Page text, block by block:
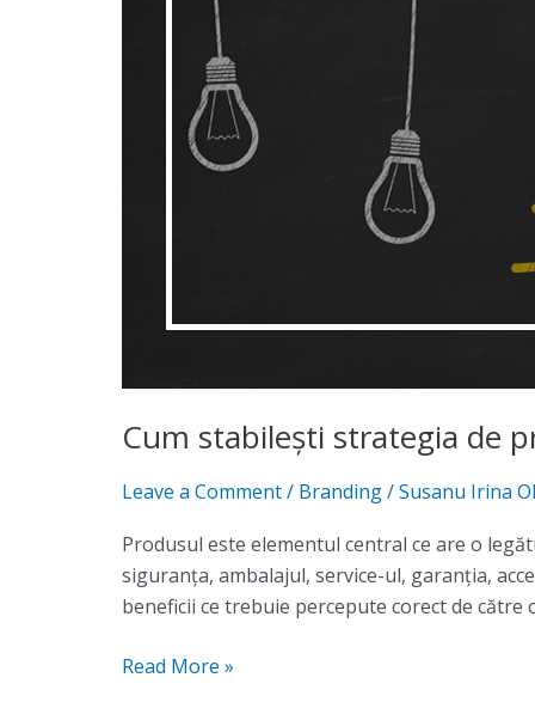
Cum stabilești strategia de
Leave a Comment/ Branding/Susanu Irina
Produsul este elementul central ce are o
siguranţa, ambalajul, service-ul, garanţia,
beneficii ce trebuie percepute corect de
Produsul,
beneficiul
Read More »